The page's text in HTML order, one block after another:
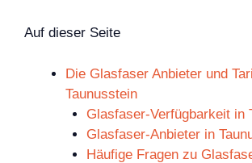
Auf dieser Seite
Die Glasfaser Anbieter und
Taunusstein
Glasfaser-Verfügbarkeit in
Glasfaser-Anbieter in
Häufige Fragen zu